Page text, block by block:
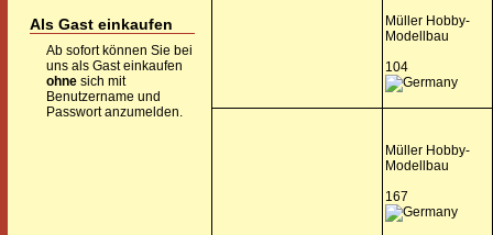
Als Gast einkaufen
Ab sofort können Sie bei
uns als Gast einkaufen
ohne sich mit
Benutzername und
Passwort anzumelden.
Müller Hobby-
Modellbau
104
Müller Hobby-
Modellbau
167